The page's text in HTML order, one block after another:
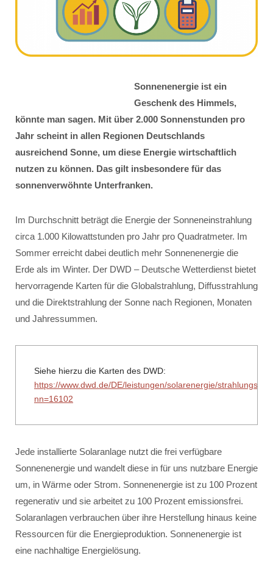
Sonnenenergie ist ein
Geschenk des Himmels,
könnte man sagen. Mit über 2.000 Sonnenstunden pro
Jahr scheint in allen Regionen Deutschlands
ausreichend Sonne, um diese Energie wirtschaftlich
nutzen zu können. Das gilt insbesondere für das
sonnenverwöhnte Unterfranken.
Im Durchschnitt beträgt die Energie der Sonneneinstrahlung
circa 1.000 Kilowattstunden pro Jahr pro Quadratmeter. Im
Sommer erreicht dabei deutlich mehr Sonnenenergie die
Erde als im Winter. Der DWD – Deutsche Wetterdienst bietet
hervorragende Karten für die Globalstrahlung, Diffusstrahlung
und die Direktstrahlung der Sonne nach Regionen, Monaten
und Jahressummen.
Siehe hierzu die Karten des DWD:
https://www.dwd.de/DE/leistungen/solarenergie/
nn=16102
Jede installierte Solaranlage nutzt die frei verfügbare
Sonnenenergie und wandelt diese in für uns nutzbare Energie
um, in Wärme oder Strom. Sonnenenergie ist zu 100 Prozent
regenerativ und sie arbeitet zu 100 Prozent emissionsfrei.
Solaranlagen verbrauchen über ihre Herstellung hinaus keine
Ressourcen für die Energieproduktion. Sonnenenergie ist
eine nachhaltige Energielösung.